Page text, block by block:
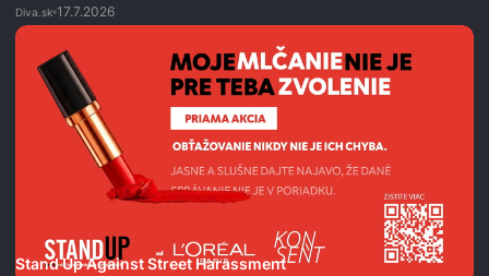
Diva.sk 17.7.2026
Stand Up Against Street Harassment